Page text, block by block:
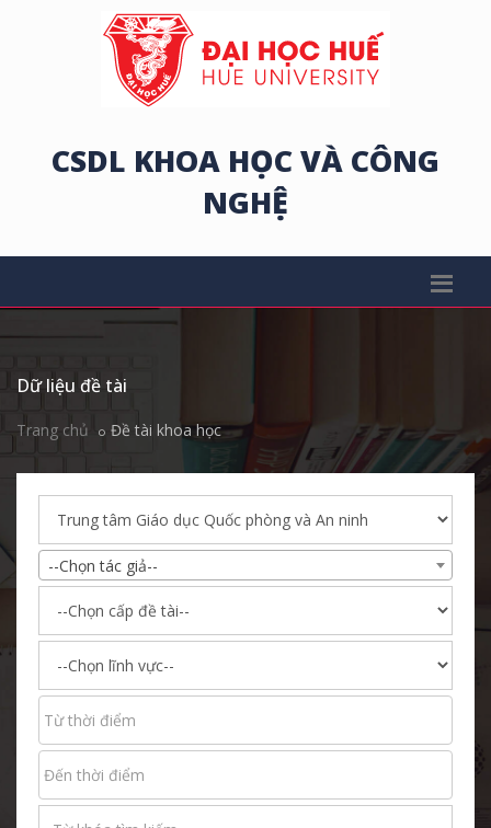
CSDL KHOA HỌC VÀ CÔNG
NGHỆ
Dữ liệu đề tài
Trang chủ Đề tài khoa học
--Chọn tác giả--